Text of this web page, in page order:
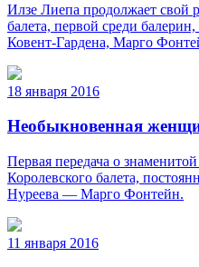
Илзе Лиепа продолжает свой
балета, первой среди
Ковент-Гардена, Марго
18 января 2016
Необыкновенная
Первая передача о
Королевского балета,
Нуреева — Марго Фонтейн.
11 января 2016